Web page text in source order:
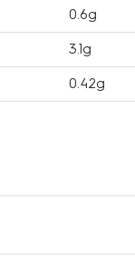
0.6g
3.1g
0.42g